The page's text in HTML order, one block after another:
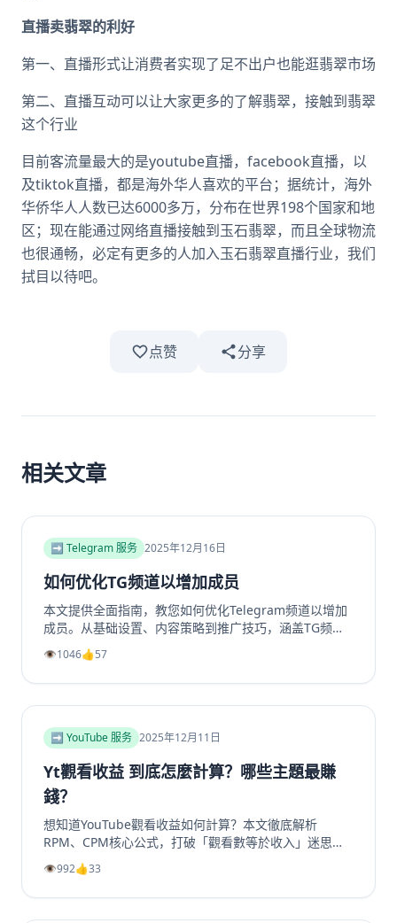
直播卖翡翠的利好
第一、直播形式让消费者实现了足不出户也能逛翡翠市场
第二、直播互动可以让大家更多的了解翡翠，接触到翡翠
这个行业
目前客流量最大的是youtube直播，facebook直播，以
及tiktok直播，都是海外华人喜欢的平台；据统计，海外
华侨华人人数已达6000多万，分布在世界198个国家和地
区；现在能通过网络直播接触到玉石翡翠，而且全球物流
也很通畅，必定有更多的人加入玉石翡翠直播行业，我们
拭目以待吧。
点赞 分享
相关文章
➡️ Telegram 服务 2025年12月16日
如何优化TG频道以增加成员
本文提供全面指南，教您如何优化Telegram频道以增加
成员。从基础设置、内容策略到推广技巧，涵盖TG频道
定位、高质量帖子创建、内外推广方法及互动留存策略，
帮助提升频道影响力和成员增长。包括实用SEO建议和专
业工具推荐，如利用涨粉站Telegram增长服务提升频道
👁️1046👍57
➡️ YouTube 服务 2025年12月11日
Yt觀看收益 到底怎麼計算？哪些主題最賺
錢？
想知道YouTube觀看收益如何計算？本文徹底解析
RPM、CPM核心公式，打破「觀看數等於收入」迷思。
深入剖析2025年最具「錢」景的五大內容主題，如金融
投資、科技評測為何CPM最高。更提供超越廣告的多元
變現策略，從頻道會員到品牌合作一次掌握。無論是新手
👁️992👍33